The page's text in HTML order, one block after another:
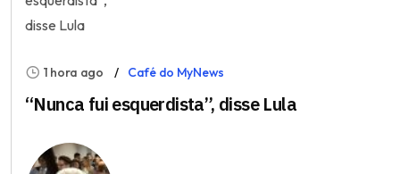
1 hora ago Café do MyNews
“Nunca fui esquerdista”, disse Lula